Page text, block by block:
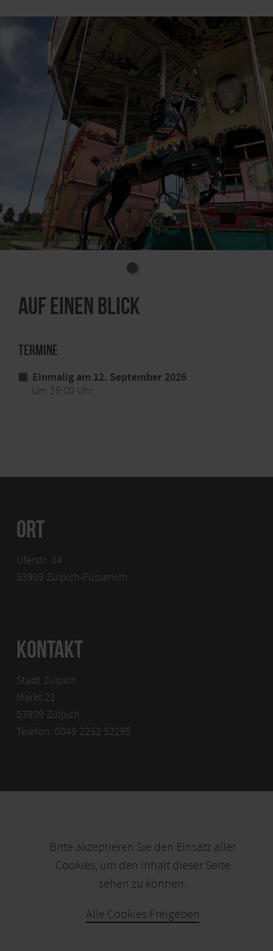
Ralf Kramp und Carsten Henn ziehen an diesem
Abend alle Register und lassen das Publikum kräftig
mitwirken. Freuen Sie sich auf Klamauk und Quatsch
– und auf die Familie Schleifer am Saxophon oder an
der Drehorgel. In ihrer Lagerhalle gibt es viel zu
entdecken – mit etwas Glück erhaschen Sie sogar
einen Blick auf ihre historische kleine Berg- und
Talbahn, dem einzigen Karussell Deutschlands unter
Denkmalschutz. Frischgebackene Reibekuchen gibt
es natürlich auch!
Veranstalter:in:
Stadt Zülpich
Markt 21
53909 Zülpich
Uhrzeit: 19.00 Uhr, 18.00 Uhr Einlass
Uferstr. 34
Info-Tel.: 02441. 994570
regional.de/nordeifel-mordeifel
Auf einen Blick
Termine
Einmalig am 12. September 2026
Um 19:00 Uhr
ORT
Uferstr. 34
53909 Zülpich-Füssenich
KONTAKT
Stadt Zülpich
Markt 21
53909 Zülpich
Telefon: 0049 2252 52295
Bitte akzeptieren Sie den Einsatz aller
Cookies, um den Inhalt dieser Seite
sehen zu können.
Alle Cookies Freigeben